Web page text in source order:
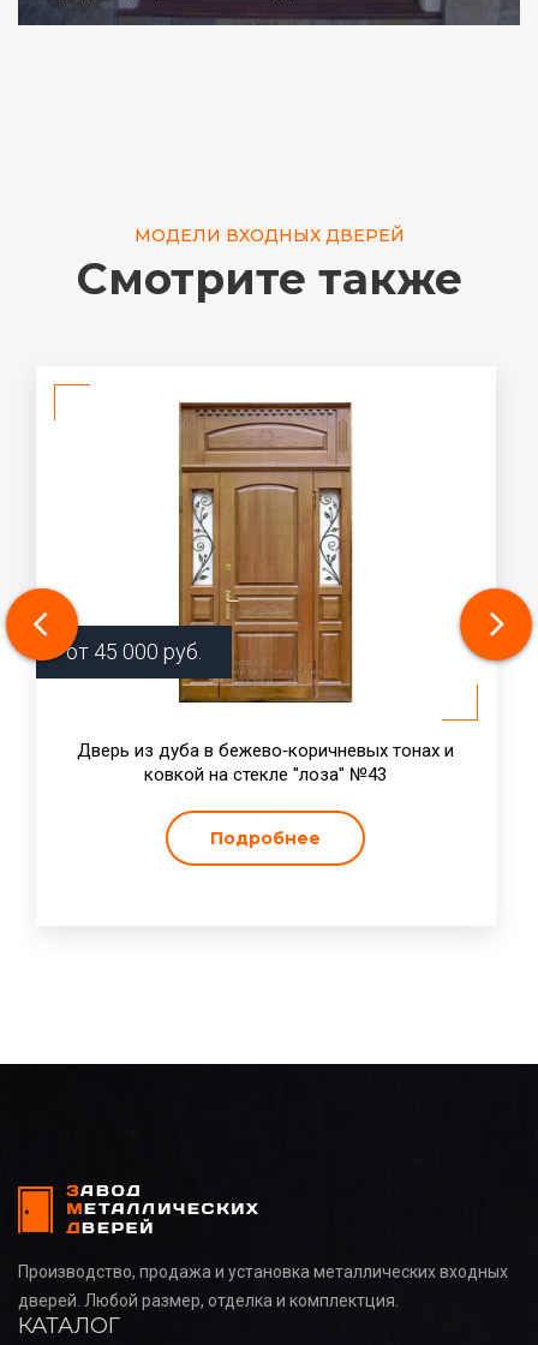
МОДЕЛИ ВХОДНЫХ ДВЕРЕЙ
Смотрите также
от 45 000 руб.
Дверь из дуба в бежево‑коричневых тонах и
ковкой на стекле "лоза" №43
Подробнее
Производство, продажа и установка металлических входных
дверей. Любой размер, отделка и комплектция.
КАТАЛОГ